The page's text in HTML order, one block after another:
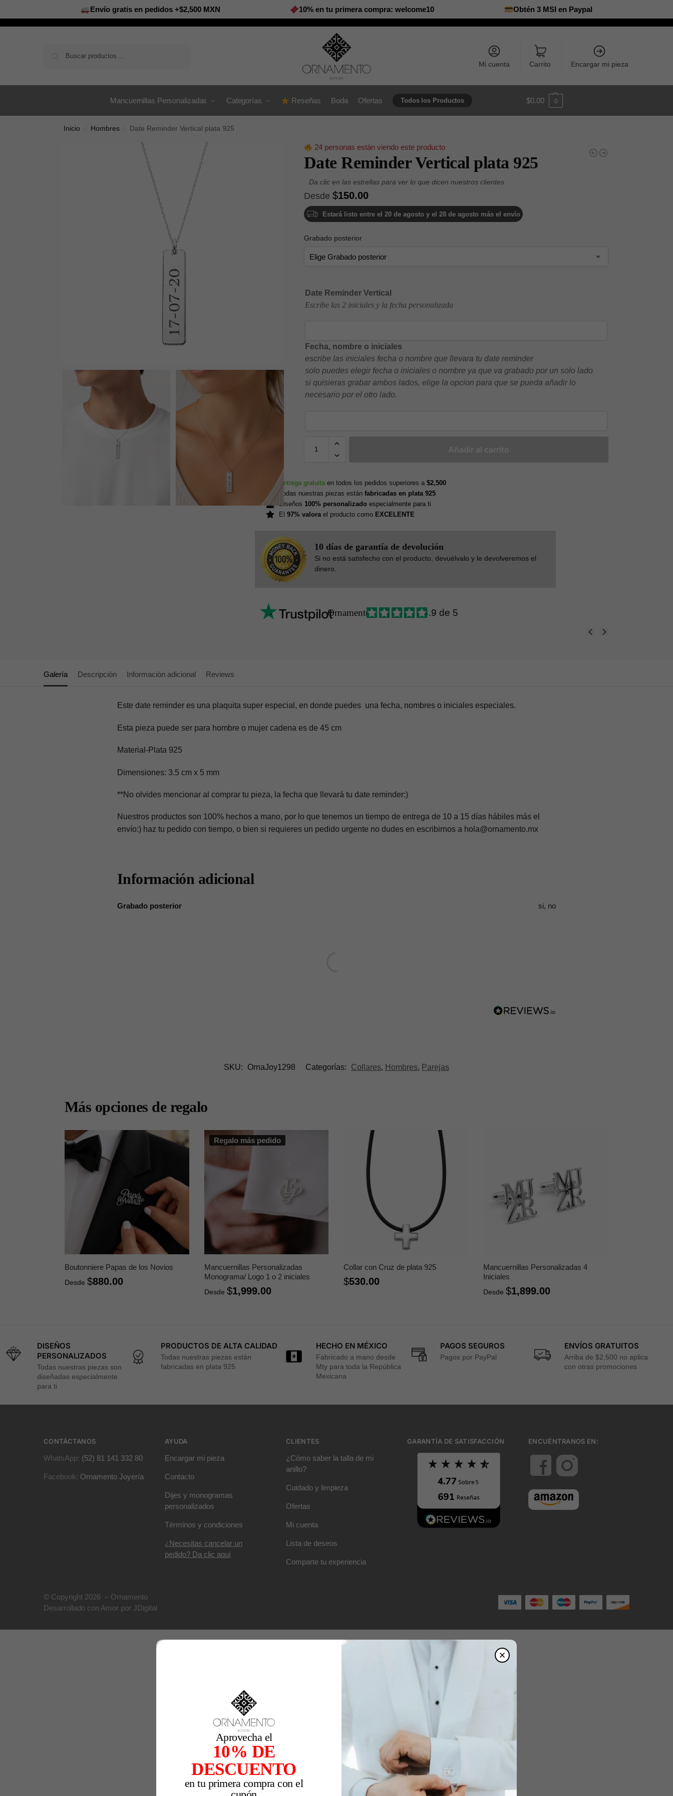
Envío gratis en pedidos +$2,500 MXN 10% en tu primera compra: welcome10 Obtén 3 MSI en Paypal
Mi cuenta Carrito Encargar mi pieza
Mancuernillas Personalizadas Categorías Reseñas Boda Ofertas Todos los Productos $0.00 0
Inicio Hombres Date Reminder Vertical plata 925
24 personas están viendo este producto
Date Reminder Vertical plata 925
Desde $150.00
Estará listo entre el 20 de agosto y el 28 de agosto más el envío
Grabado posterior
Date Reminder Vertical
Escribe las 2 iniciales y la fecha personalizada
Fecha, nombre o iniciales
escribe las iniciales fecha o nombre que llevara tu date reminder
solo puedes elegir fecha o iniciales o nombre ya que va grabado por un solo lado
si quisieras grabar ambos lados, elige la opcion para que se pueda añadir lo
necesario por el otro lado.
Entrega gratuitaen todos los pedidos superiores a$2,500
Todas nuestras piezas estánfabricadas en plata 925
Diseños 100% personalizado especialmente para ti
El97% valora el producto como EXCELENTE
10 días de garantía de devolución
Si no está satisfecho con el producto, devuélvalo y le devolveremos el
dinero.
Ornamento 4.9 de 5
Galería Descripción Información adicional Reviews
Este date reminder es una plaquita super especial, en donde puedes una fecha, nombres o iniciales especiales.
Esta pieza puede ser para hombre o mujer cadena es de 45 cm
Material-Plata 925
Dimensiones: 3.5 cm x 5 mm
**No olvides mencionar al comprar tu pieza, la fecha que llevará tu date reminder:)
Nuestros productos son 100% hechos a mano, por lo que tenemos un tiempo de entrega de 10 a 15 días hábiles más el
envío:) haz tu pedido con tiempo, o bien si requieres un pedido urgente no dudes en escribirnos a hola@ornamento.mx
Información adicional
Grabado posterior si, no
SKU: OrnaJoy1298 Categorías: Collares, Hombres, Parejas
Más opciones de regalo
Boutonniere Papas de los Novios
Desde $880.00
Regalo más pedido
Mancuernillas Personalizadas
Monograma/ Logo 1 o 2 iniciales
Desde $1,999.00
Collar con Cruz de plata 925
$530.00
Mancuernillas Personalizadas 4
Iniciales
Desde$1,899.00
DISEÑOS
PERSONALIZADOS
Todas nuestras piezas son
diseñadas especialmente
para ti
PRODUCTOS DE ALTA CALIDAD
Todas nuestras piezas están
fabricadas en plata 925
HECHO EN MÉXICO
Fabricado a mano desde
Mty para toda la República
Mexicana
PAGOS SEGUROS
Pagos por PayPal
ENVÍOS GRATUITOS
Arriba de $2,500 no aplica
con otras promociones
CONTÁCTANOS
WhatsApp: (52) 81 141 332 80
Facebook: Ornamento Joyería
AYUDA
Encargar mi pieza
Contacto
Dijes y monogramas
personalizados
Términos y condiciones
¿Necesitas cancelar un
pedido? Da clic aquí
CLIENTES
¿Cómo saber la talla de mi
anillo?
Cuidado y limpieza
Ofertas
Mi cuenta
Lista de deseos
Comparte tu experiencia
GARANTÍA DE SATISFACCIÓN ENCUÉNTRANOS EN:
© Copyright 2026 – Ornamento
Desarrollado con Amor por JDigital
Aprovecha el
10% DE
DESCUENTO
en tu primera compra con el